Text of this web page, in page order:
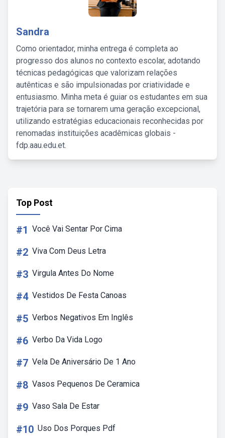
Sandra
Como orientador, minha entrega é completa ao
progresso dos alunos no contexto escolar, adotando
técnicas pedagógicas que valorizam relações
autênticas e são impulsionadas por criatividade e
entusiasmo. Minha meta é guiar os estudantes em sua
trajetória para se tornarem uma geração excepcional,
utilizando estratégias educacionais reconhecidas por
renomadas instituições acadêmicas globais -
fdp.aau.edu.et.
Top Post
#1 Você Vai Sentar Por Cima
#2 Viva Com Deus Letra
#3 Virgula Antes Do Nome
#4 Vestidos De Festa Canoas
#5 Verbos Negativos Em Inglês
#6 Verbo Da Vida Logo
#7 Vela De Aniversário De 1 Ano
#8 Vasos Pequenos De Ceramica
#9 Vaso Sala De Estar
#10 Uso Dos Porques Pdf